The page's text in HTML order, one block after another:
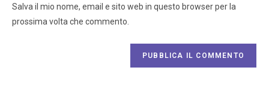
Salva il mio nome, email e sito web in questo browser per la
prossima volta che commento.